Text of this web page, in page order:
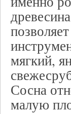
мягкий,
Сосна
малую